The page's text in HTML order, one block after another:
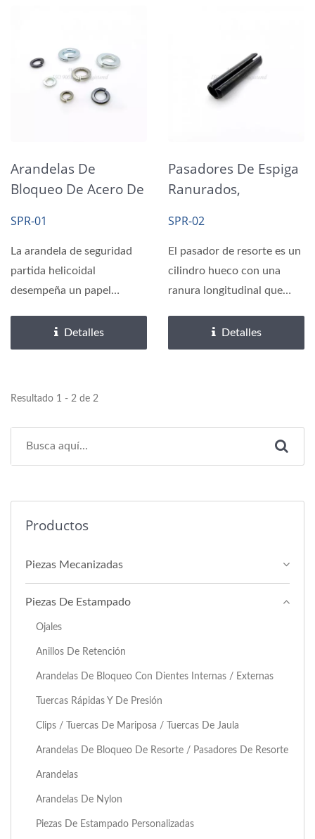
Arandelas De
Bloqueo De Acero De
DIN 127
SPR-01
La arandela de seguridad
partida helicoidal
desempeña un papel
estanqueidad...Detalles
Pasadores De Espiga
Ranurados,
SPR-02
El pasador de resorte es un
cilindro hueco con una
ranura longitudinal que
Detalles
Resultado 1 - 2 de 2
Productos
Piezas Mecanizadas
Piezas De Estampado
Ojales
Anillos De Retención
Arandelas De Bloqueo Con Dientes Internas / Externas
Tuercas Rápidas Y De Presión
Clips / Tuercas De Mariposa / Tuercas De Jaula
Arandelas De Bloqueo De Resorte / Pasadores De Resorte
Arandelas
Arandelas De Nylon
Piezas De Estampado Personalizadas